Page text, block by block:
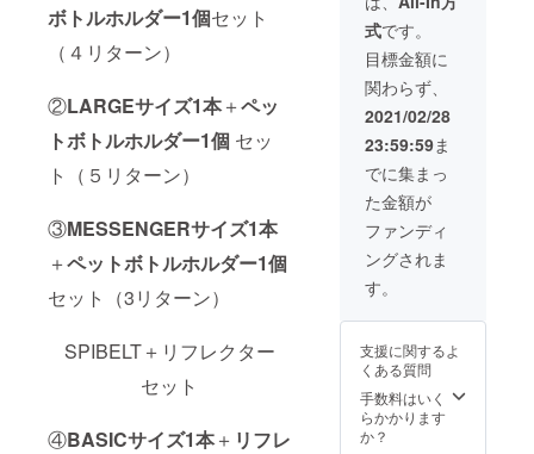
ボトルホルダー1個セット
（４リターン）
②LARGEサイズ1本＋ペッ
トボトルホルダー1個 セッ
ト（５リターン）
③MESSENGERサイズ1本
＋ペットボトルホルダー1個
セット（3リターン）
SPIBELT＋リフレクター
セット
④BASICサイズ1本＋ リフレ
使用部
材の供
給状
況、製
造工程
上の都
より出
荷時期
が遅れ
る場合
があり
ます。
す。 価
格：
5,900円
（税
込・送
料込）
一般販
売価
格：
7,832円
(税込)
３月上
旬～中
旬頃に
です。
ネコポ
スでの
お届け
になり
ます。
ク」と
ボトル
ホル
ダー1個
のセッ
トで
す。 ＊
ボトル
ホル
ダーは
10色の
中から
ランダ
ムで1個
だきま
格：
5,900円
（税
込・送
料込）
式です。
目標金額に
関わらず、
2021/02/28
23:59:59ま
でに集まっ
た金額が
ファンディ
ングされま
す。
支援に関するよ
くある質問
手数料はいく
らかかります
か？